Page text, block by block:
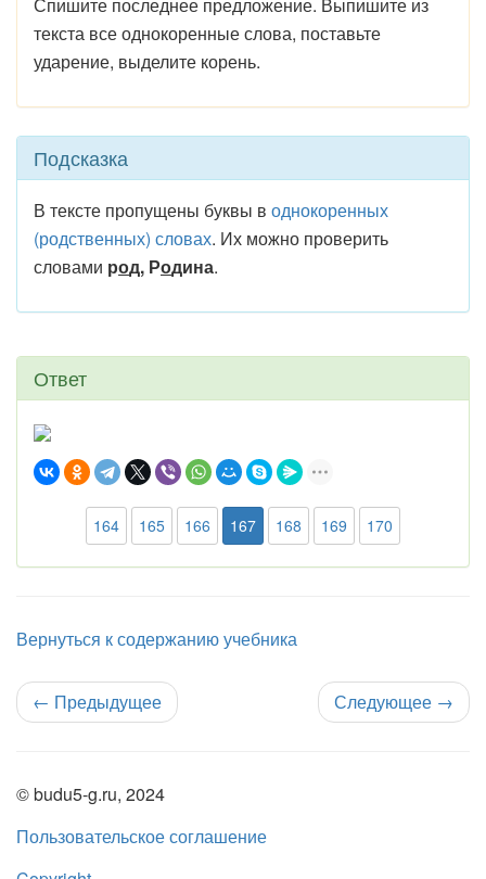
текста все однокоренные слова, поставьте
ударение, выделите корень.
Подсказка
В тексте пропущены буквы в однокоренных
(родственных) словах. Их можно проверить
словами род, Родина.
Ответ
164 165 166 167 168 169 170
Вернуться к содержанию учебника
← Предыдущее Следующее →
© budu5-g.ru, 2024
Пользовательское соглашение